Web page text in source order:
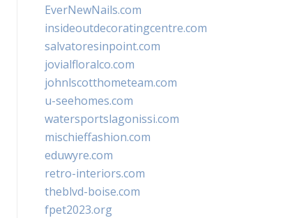
EverNewNails.com
insideoutdecoratingcentre.com
salvatoresinpoint.com
jovialfloralco.com
johnlscotthometeam.com
u-seehomes.com
watersportslagonissi.com
mischieffashion.com
eduwyre.com
retro-interiors.com
theblvd-boise.com
fpet2023.org